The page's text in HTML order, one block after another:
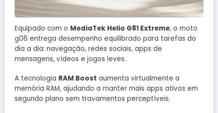
Equipado com o MediaTek Helio G81 Extreme, o moto
g06 entrega desempenho equilibrado para tarefas do
dia a dia: navegação, redes sociais, apps de
mensagens, vídeos e jogos leves.
A tecnologia RAM Boost aumenta virtualmente a
memória RAM, ajudando a manter mais apps ativos em
segundo plano sem travamentos perceptíveis.